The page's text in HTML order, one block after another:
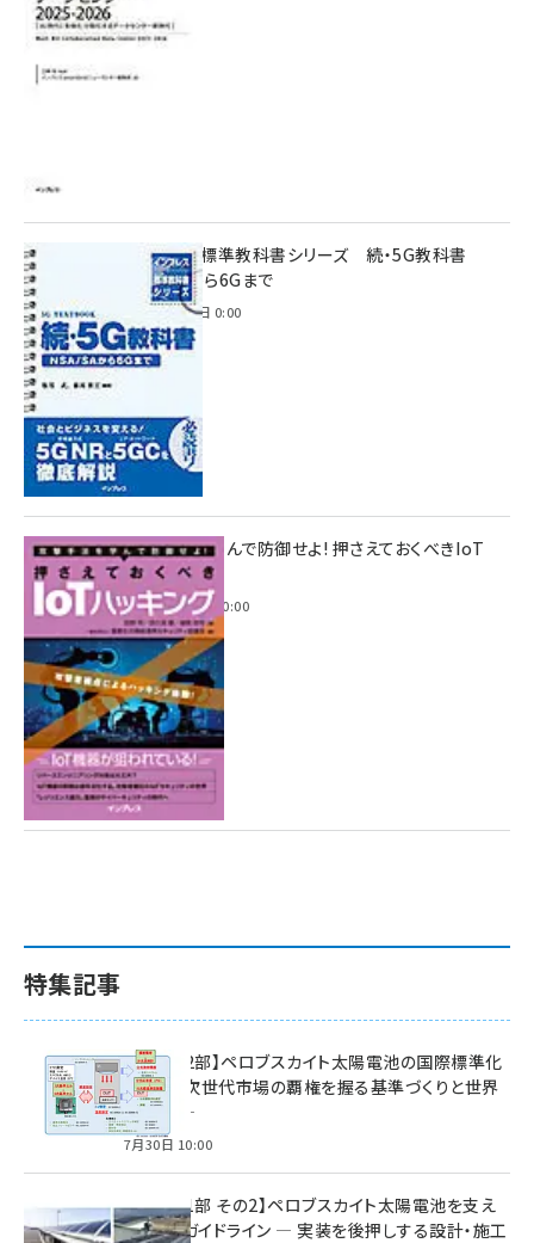
インプレス標準教科書シリーズ 続・5G教科書
NSA/SAから6Gまで
2023年4月3日 0:00
攻撃手法を学んで防御せよ! 押さえておくべきIoT
ハッキング
2022年6月14日 0:00
特集記事
特集【第2部】ペロブスカイト太陽電池の国際標準化
戦略 ― 次世代市場の覇権を握る基準づくりと世界
の動向 ―
7月30日 10:00
特集【第1部 その2】ペロブスカイト太陽電池を支え
る2つのガイドライン ― 実装を後押しする設計・施工